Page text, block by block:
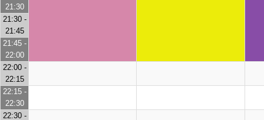
21:30
21:30 -
21:45
21:45 -
22:00
22:00 -
22:15
22:15 -
22:30
22:30 -